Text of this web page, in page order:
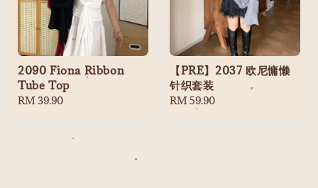
2090 Fiona Ribbon
Tube Top
Regular
RM 39.90
【PRE】2037 欧尼慵懒
针织套装
Regular
RM 59.90